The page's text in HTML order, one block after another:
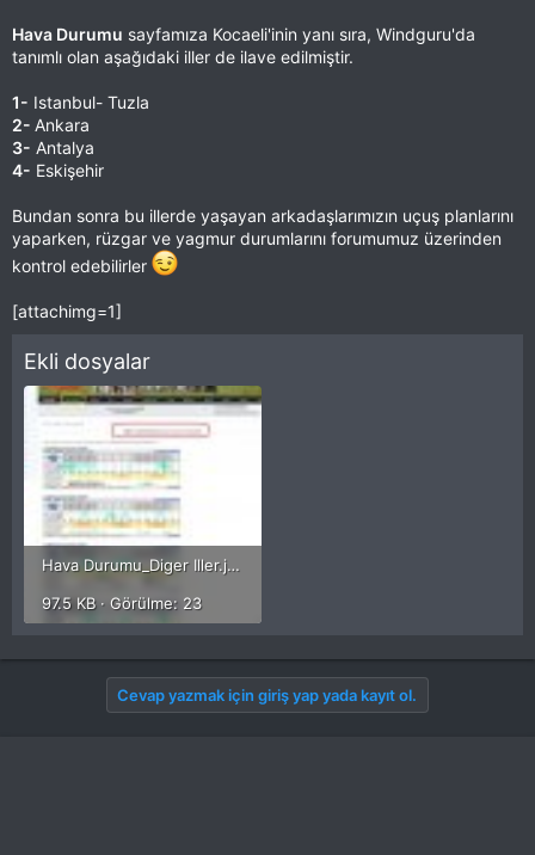
Hava Durumu sayfamıza Kocaeli'inin yanı sıra, Windguru'da
tanımlı olan aşağıdaki iller de ilave edilmiştir.
1- Istanbul- Tuzla
2- Ankara
3- Antalya
4- Eskişehir
Bundan sonra bu illerde yaşayan arkadaşlarımızın uçuş planlarını
yaparken, rüzgar ve yagmur durumlarını forumumuz üzerinden
kontrol edebilirler
[attachimg=1]
Ekli dosyalar
Hava Durumu_Diger Iller.jpg
97.5 KB · Görülme: 23
Cevap yazmak için giriş yap yada kayıt ol.